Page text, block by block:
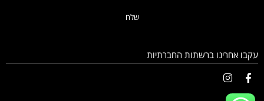
שלח
עקבו אחרינו ברשתות החברתיות